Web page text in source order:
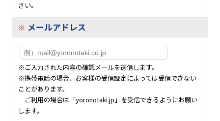
さい。
※ メールアドレス
※ご入力された内容の確認メールを送信します。
※携帯電話の場合、お客様の受信設定によっては受信できない
ことがあります。
ご利用の場合は「yoronotaki.jp」を受信できるようにお願い
します。